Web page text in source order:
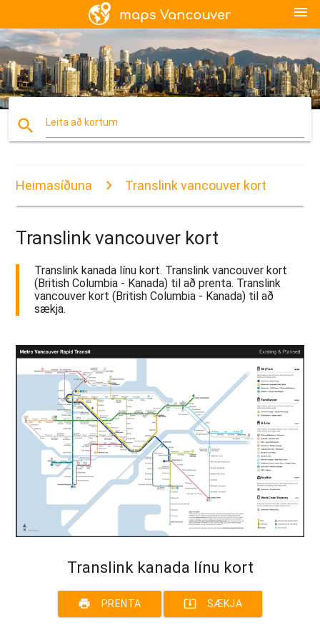
menu
search Leita að kortum
Heimasíðuna Translink vancouver kort
Translink vancouver kort
Translink kanada línu kort. Translink vancouver kort
(British Columbia - Kanada) til að prenta. Translink
vancouver kort (British Columbia - Kanada) til að
sækja.
Translink kanada línu kort
print PRENTA system_update_alt SÆKJA